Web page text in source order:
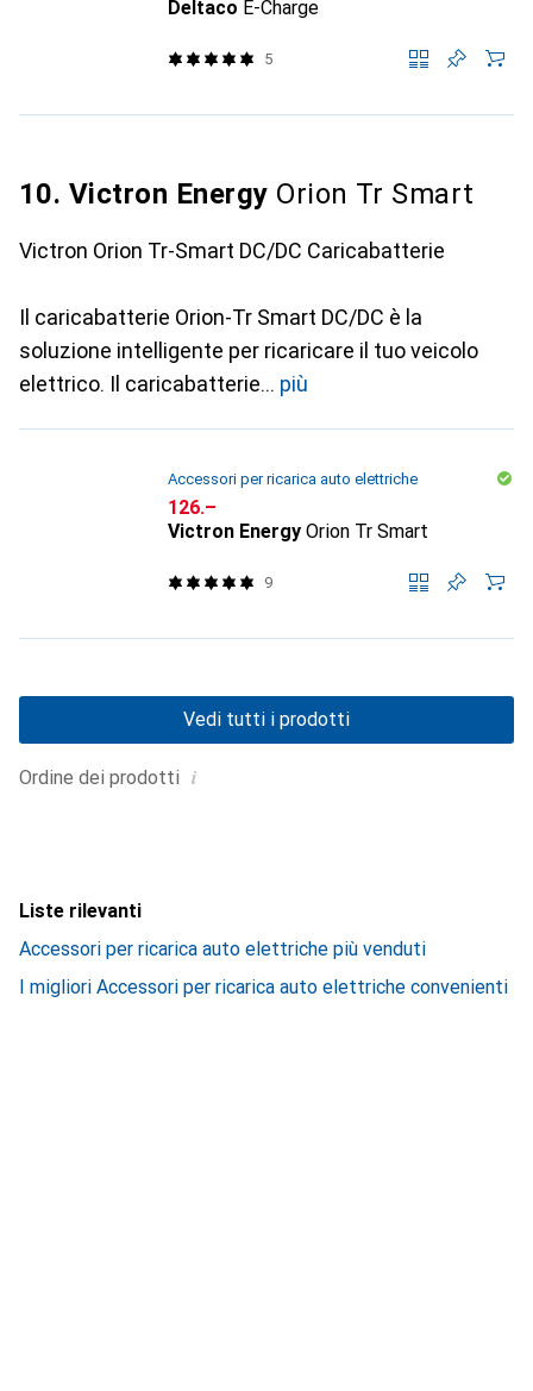
Deltaco E-Charge
5
10. Victron Energy Orion Tr Smart
Victron Orion Tr-Smart DC/DC Caricabatterie
Il caricabatterie Orion-Tr Smart DC/DC è la
soluzione intelligente per ricaricare il tuo veicolo
elettrico. Il caricabatterie
più
Accessori per ricarica auto elettriche
CHF
126.–
Victron Energy Orion Tr Smart
9
Ordine dei prodotti i
Vedi tutti i prodotti
Liste rilevanti
Accessori per ricarica auto elettriche più venduti
I migliori Accessori per ricarica auto elettriche convenienti